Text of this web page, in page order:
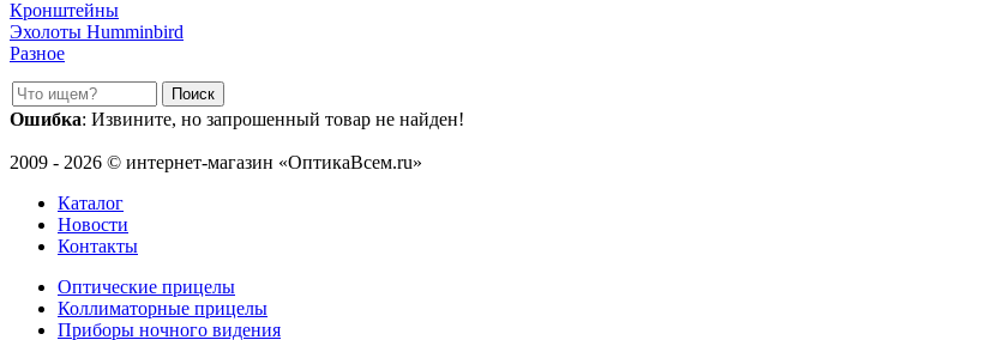
Кронштейны
Эхолоты Humminbird
Разное
Ошибка: Извините, но запрошенный товар не найден!
2009 - 2026 © интернет-магазин «ОптикаВсем.ru»
Каталог
Новости
Контакты
Оптические прицелы
Коллиматорные прицелы
Приборы ночного видения